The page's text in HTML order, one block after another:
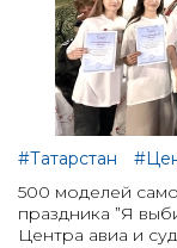
#Татарстан
500 моделей
праздника ”Я
Центра авиа и